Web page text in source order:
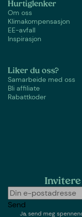
Hurtiglenker
Om oss
Klimakompensasjon
EE-avfall
Inspirasjon
Liker du oss?
Samarbeide med oss
Bli affiliate
Rabattkoder
Send
Ja, send meg